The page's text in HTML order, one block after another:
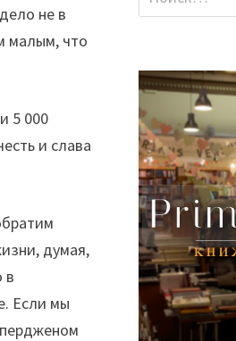
не в
малым, что
5 000
и слава
думая,
в
Если мы